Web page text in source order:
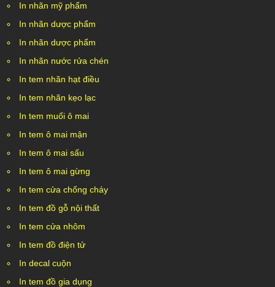
In nhãn mỹ phẩm
In nhãn dược phẩm
In nhãn dược phẩm
In nhãn nước rửa chén
In tem nhãn hạt điều
In tem nhãn kẹo lạc
In tem muối ô mai
In tem ô mai mận
In tem ô mai sấu
In tem ô mai gừng
In tem cửa chống cháy
In tem đồ gỗ nội thất
In tem cửa nhôm
In tem đồ điện tử
In decal cuộn
In tem đồ gia dụng